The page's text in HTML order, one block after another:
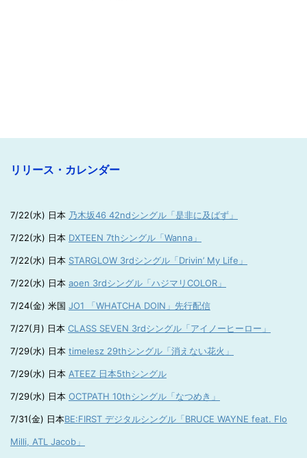
リリース・カレンダー
7/22(水) 日本 乃木坂46 42ndシングル「是非に及ばず」
7/22(水) 日本 DXTEEN 7thシングル「Wanna」
7/22(水) 日本 STARGLOW 3rdシングル「Drivin’ My Life」
7/22(水) 日本 aoen 3rdシングル「ハジマリCOLOR」
7/24(金) 米国 JO1 「WHATCHA DOIN」先行配信
7/27(月) 日本 CLASS SEVEN 3rdシングル「アイノーヒーロー」
7/29(水) 日本 timelesz 29thシングル「消えない花火」
7/29(水) 日本 ATEEZ 日本5thシングル
7/29(水) 日本 OCTPATH 10thシングル「なつめき」
7/31(金) 日本BE:FIRST デジタルシングル「BRUCE WAYNE feat. Flo
Milli, ATL Jacob」